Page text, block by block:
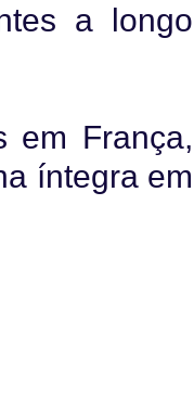
a longo
em França,
íntegra em